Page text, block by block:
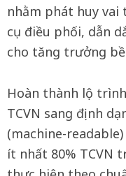
nhằm phát huy vai
cụ điều phối, dẫn
cho tăng trưởng
Hoàn thành lộ
TCVN sang định
(machine-
ít nhất 80% TCVN